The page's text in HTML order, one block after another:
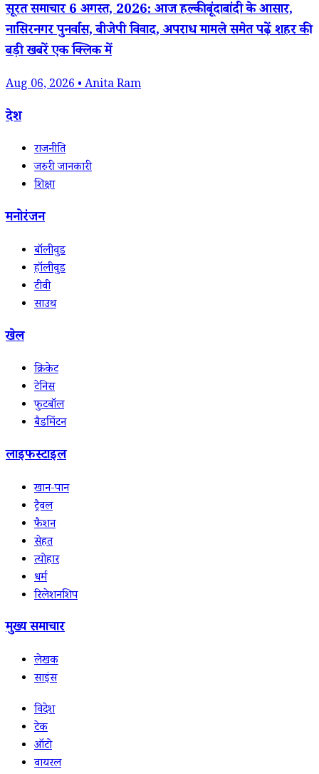
सूरत समाचार 6 अगस्त, 2026: आज हल्की बूंदाबांदी के आसार,
नासिरनगर पुनर्वास, बीजेपी विवाद, अपराध मामले समेत पढ़ें शहर की
बड़ी खबरें एक क्लिक में
Aug 06, 2026 • Anita Ram
देश
राजनीति
जरुरी जानकारी
शिक्षा
मनोरंजन
बॉलीवुड
हॉलीवुड
टीवी
साउथ
खेल
क्रिकेट
टेनिस
फुटबॉल
बैडमिंटन
लाइफस्टाइल
खान-पान
ट्रैवल
फैशन
सेहत
त्योहार
धर्म
रिलेशनशिप
मुख्य समाचार
लेखक
साइंस
विदेश
टेक
ऑटो
वायरल